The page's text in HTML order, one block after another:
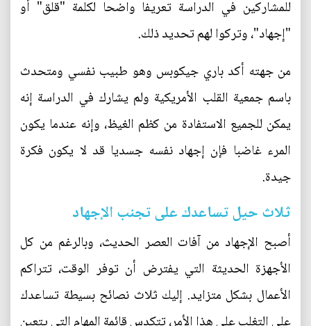
للمشاركين في الدراسة تعريفا واضحا لكلمة "قلق" أو
"إجهاد"، وتركوا لهم تحديد ذلك.
من جهته أكد باري جيكوبس وهو طبيب نفسي ومتحدث
باسم جمعية القلب الأمريكية ولم يشارك في الدراسة إنه
يمكن للجميع الاستفادة من كظم الغيظ، وإنه عندما يكون
المرء غاضبا فإن إجهاد نفسه جسديا قد لا يكون فكرة
جيدة.
ثلاث حيل تساعدك على تجنب الإجهاد
أصبح الإجهاد من آفات العصر الحديث، وبالرغم من كل
الأجهزة الحديثة التي يفترض أن توفر الوقت، تتراكم
الأعمال بشكل متزايد. إليك ثلاث نصائح بسيطة تساعدك